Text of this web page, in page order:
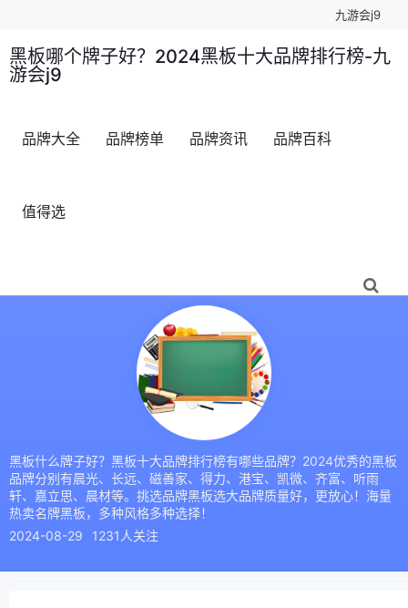
九游会j9
黑板哪个牌子好？2024黑板十大品牌排行榜-九
游会j9
品牌大全 品牌榜单 品牌资讯 品牌百科
值得选
黑板什么牌子好？黑板十大品牌排行榜有哪些品牌？2024优秀的黑板
品牌分别有晨光、长远、磁善家、得力、港宝、凯微、齐富、听雨
轩、嘉立思、晨材等。挑选品牌黑板选大品牌质量好，更放心！海量
热卖名牌黑板，多种风格多种选择！
2024-08-29
1231人关注